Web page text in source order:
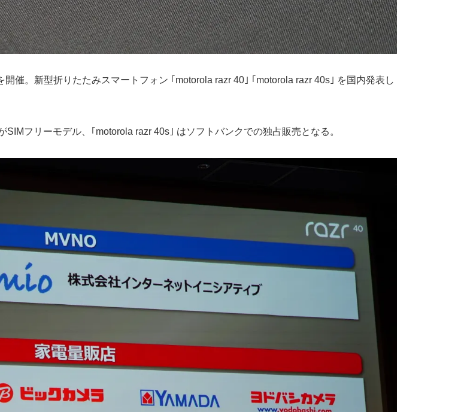
催。新型折りたたみスマートフォン ｢motorola razr 40｣ ｢motorola razr 40s｣ を国内発表し
フリーモデル、｢motorola razr 40s｣ はソフトバンクでの独占販売となる。